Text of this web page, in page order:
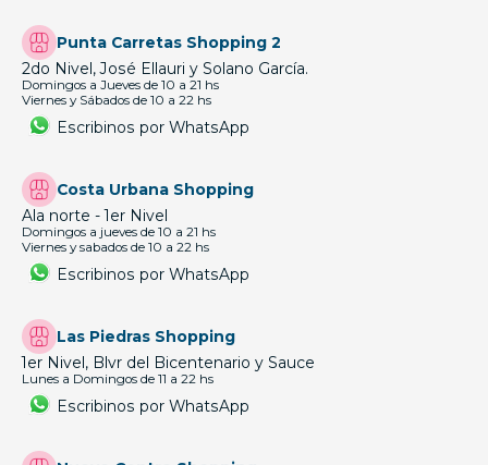
Punta Carretas Shopping 2
2do Nivel, José Ellauri y Solano García.
Domingos a Jueves de 10 a 21 hs
Viernes y Sábados de 10 a 22 hs
Escribinos por WhatsApp
Costa Urbana Shopping
Ala norte - 1er Nivel
Domingos a jueves de 10 a 21 hs
Viernes y sabados de 10 a 22 hs
Escribinos por WhatsApp
Las Piedras Shopping
1er Nivel, Blvr del Bicentenario y Sauce
Lunes a Domingos de 11 a 22 hs
Escribinos por WhatsApp